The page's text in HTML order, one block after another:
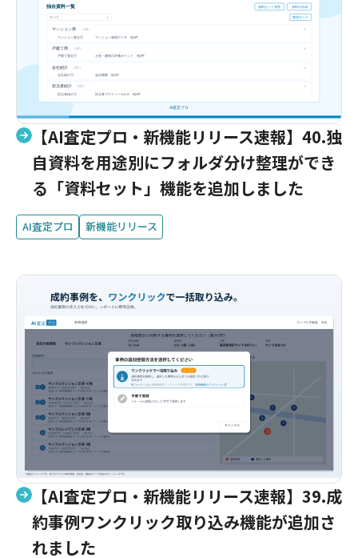
【AI査定プロ・新機能リリース速報】40.独
自資料を用途別にフォルダ分け整理ができ
る「資料セット」機能を追加しました
AI査定プロ 新機能リリース
【AI査定プロ・新機能リリース速報】39.成
約事例ワンクリック取り込み機能が追加さ
れました